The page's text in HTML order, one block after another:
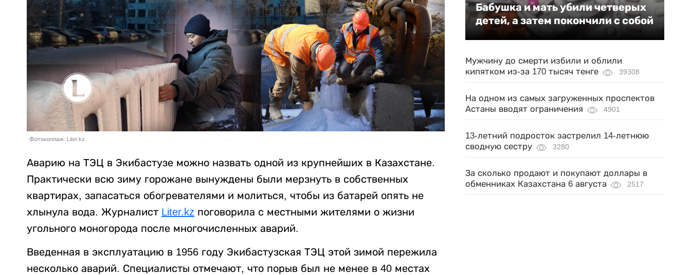
Фотоколлаж: Liter.kz
Аварию на ТЭЦ в Экибастузе можно назвать одной из крупнейших в Казахстане.
Практически всю зиму горожане вынуждены были мерзнуть в собственных
квартирах, запасаться обогревателями и молиться, чтобы из батарей опять не
хлынула вода. Журналист Liter.kz поговорила с местными жителями о жизни
угольного моногорода после многочисленных аварий.
Введенная в эксплуатацию в 1956 году Экибастузская ТЭЦ этой зимой пережила
несколько аварий. Специалисты отмечают, что порыв был не менее в 40 местах
Бабушка и мать убили четверых
детей, а затем покончили с собой
Мужчину до смерти избили и облили
кипятком из-за 170 тысяч тенге
39308
На одном из самых загруженных проспектов
Астаны вводят ограничения
4901
13-летний подросток застрелил 14-летнюю
сводную сестру
3280
За сколько продают и покупают доллары в
обменниках Казахстана 6 августа
2517